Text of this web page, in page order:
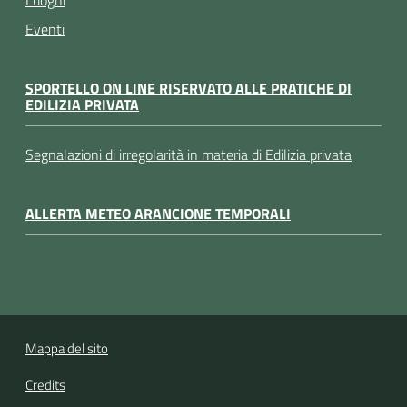
Eventi
SPORTELLO ON LINE RISERVATO ALLE PRATICHE DI
EDILIZIA PRIVATA
Segnalazioni di irregolarità in materia di Edilizia privata
ALLERTA METEO ARANCIONE TEMPORALI
Mappa del sito
Credits